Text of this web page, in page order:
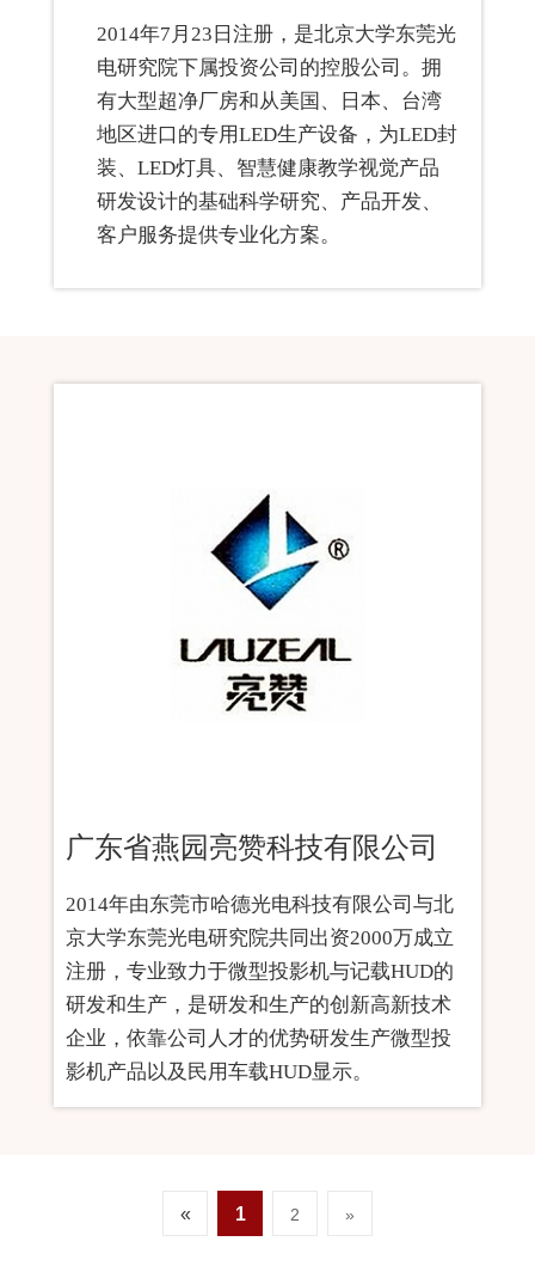
2014年7月23日注册，是北京大学东莞光
电研究院下属投资公司的控股公司。拥
有大型超净厂房和从美国、日本、台湾
地区进口的专用LED生产设备，为LED封
装、LED灯具、智慧健康教学视觉产品
研发设计的基础科学研究、产品开发、
客户服务提供专业化方案。
广东省燕园亮赞科技有限公司
2014年由东莞市哈德光电科技有限公司与北
京大学东莞光电研究院共同出资2000万成立
注册，专业致力于微型投影机与记载HUD的
研发和生产，是研发和生产的创新高新技术
企业，依靠公司人才的优势研发生产微型投
影机产品以及民用车载HUD显示。
« 1 2 »